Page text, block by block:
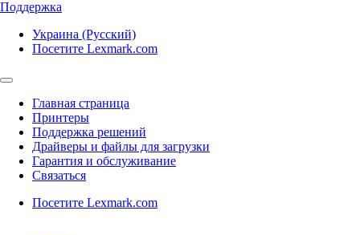
Поддержка
Украина (Русский)
Посетите Lexmark.com
Главная страница
Принтеры
Поддержка решений
Драйверы и файлы для загрузки
Гарантия и обслуживание
Связаться
Посетите Lexmark.com